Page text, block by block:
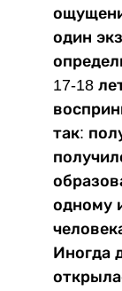
один
17-18
так:
одному
Иногда